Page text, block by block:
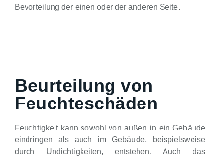
Bevorteilung der einen oder der anderen Seite.
Beurteilung von
Feuchteschäden
Feuchtigkeit kann sowohl von außen in ein Gebäude
eindringen als auch im Gebäude, beispielsweise
durch Undichtigkeiten, entstehen. Auch das